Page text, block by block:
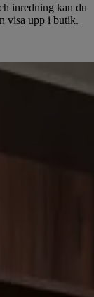
inredning kan du
visa upp i butik.